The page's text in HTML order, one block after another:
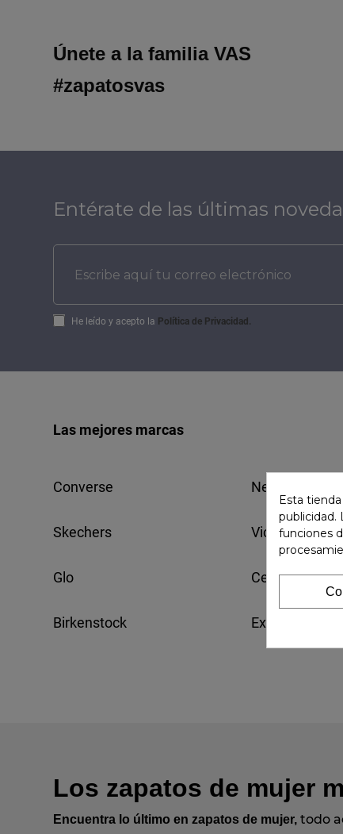
Únete a la familia VAS
#zapatosvas
Entérate de las últimas
He leído y acepto la Política de Privacidad.
Las mejores marcas
Converse New Balance
Skechers Victoria
Glo Cetti
Birkenstock Exe
Los zapatos de mujer
Encuentra lo último en zapatos de mujer, todo
Esta
publicidad.
funciones